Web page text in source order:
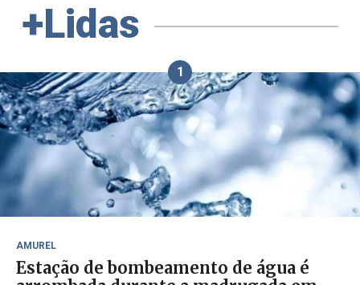
+Lidas
1
AMUREL
Estação de bombeamento de água é